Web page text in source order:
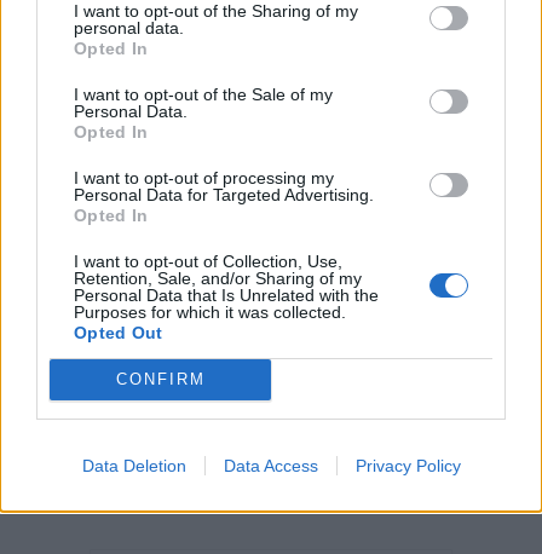
I want to opt-out of the Sharing of my
personal data.
Opted In
I want to opt-out of the Sale of my
Personal Data.
Opted In
I want to opt-out of processing my
Personal Data for Targeted Advertising.
Opted In
I want to opt-out of Collection, Use,
Retention, Sale, and/or Sharing of my
Personal Data that Is Unrelated with the
Purposes for which it was collected.
Opted Out
CONFIRM
Data Deletion Data Access Privacy Policy
Sekera 1600g FIBERGLASS
Kód: 519335
22,52 € s DPH
18,31 € bez DPH/ ks
Balenie: 1 ks